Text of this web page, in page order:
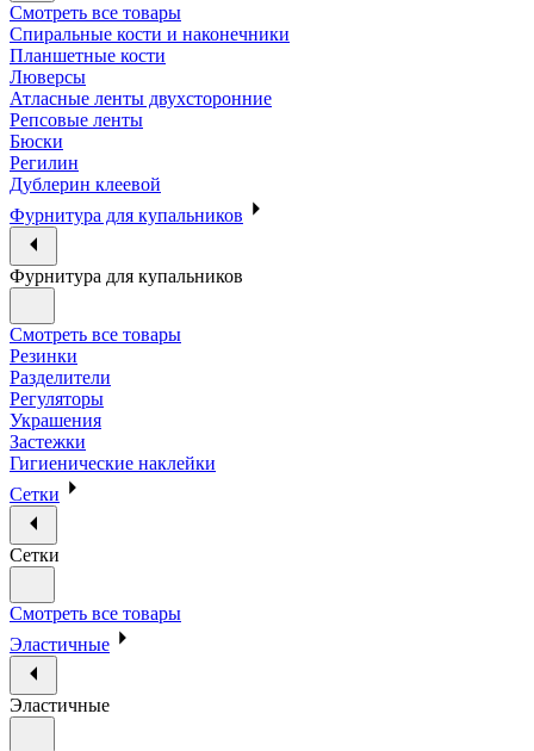
Смотреть все товары
Спиральные кости и наконечники
Планшетные кости
Люверсы
Атласные ленты двухсторонние
Репсовые ленты
Бюски
Регилин
Дублерин клеевой
Фурнитура для купальников
Фурнитура для купальников
Смотреть все товары
Резинки
Разделители
Регуляторы
Украшения
Застежки
Гигиенические наклейки
Сетки
Сетки
Смотреть все товары
Эластичные
Эластичные